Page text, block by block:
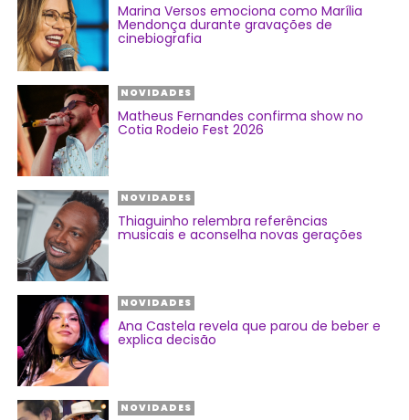
Marina Versos emociona como Marília
Mendonça durante gravações de
cinebiografia
NOVIDADES
Matheus Fernandes confirma show no
Cotia Rodeio Fest 2026
NOVIDADES
Thiaguinho relembra referências
musicais e aconselha novas gerações
NOVIDADES
Ana Castela revela que parou de beber e
explica decisão
NOVIDADES